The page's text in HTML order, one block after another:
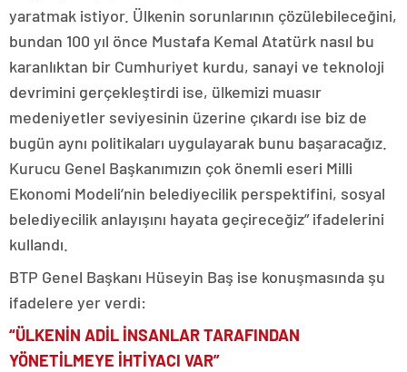
yaratmak istiyor. Ülkenin sorunlarının çözülebileceğini,
bundan 100 yıl önce Mustafa Kemal Atatürk nasıl bu
karanlıktan bir Cumhuriyet kurdu, sanayi ve teknoloji
devrimini gerçekleştirdi ise, ülkemizi muasır
medeniyetler seviyesinin üzerine çıkardı ise biz de
bugün aynı politikaları uygulayarak bunu başaracağız.
Kurucu Genel Başkanımızın çok önemli eseri Milli
Ekonomi Modeli’nin belediyecilik perspektifini, sosyal
belediyecilik anlayışını hayata geçireceğiz” ifadelerini
kullandı.
BTP Genel Başkanı Hüseyin Baş ise konuşmasında şu
ifadelere yer verdi:
“ÜLKENİN ADİL İNSANLAR TARAFINDAN
YÖNETİLMEYE İHTİYACI VAR”